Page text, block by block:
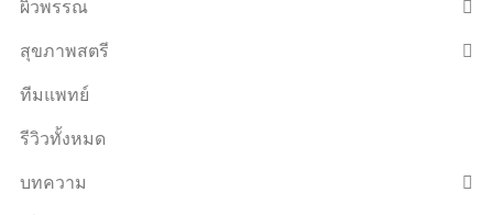
ผิวพรรณ
สุขภาพสตรี
ทีมแพทย์
รีวิวทั้งหมด
บทความ